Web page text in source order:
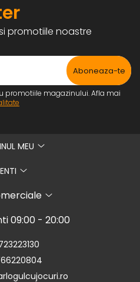
promotiile noastre
promotiile magazinului. Afla mai
MEU
09:00 - 20:00